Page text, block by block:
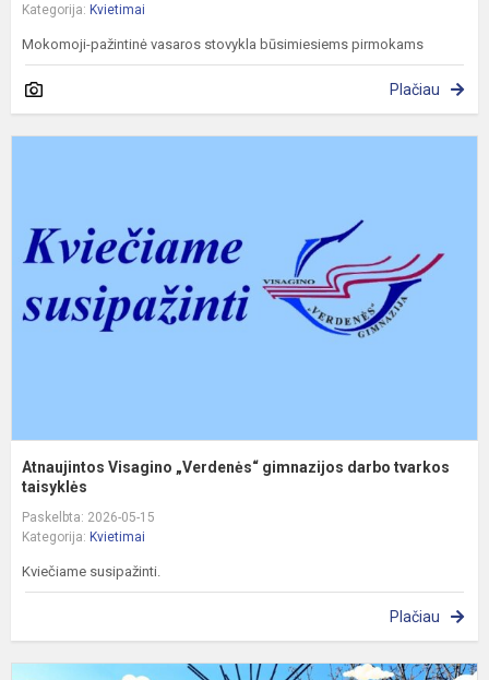
Kategorija: Kvietimai
Mokomoji-pažintinė vasaros stovykla būsimiesiems pirmokams
Plačiau
Atnaujintos Visagino „Verdenės“ gimnazijos darbo tvarkos
taisyklės
Paskelbta: 2026-05-15
Kategorija: Kvietimai
Kviečiame susipažinti.
Plačiau